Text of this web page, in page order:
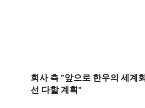
회사 측 "앞으로 한우의 세계
선 다할 계획"